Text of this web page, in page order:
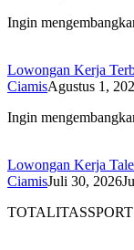
Ingin
Lowongan Kerja
CiamisAgustus 1,
Ingin
Lowongan Kerja
CiamisJuli 30, 2026